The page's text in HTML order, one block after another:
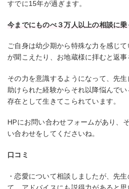
すでに15年が過ぎます。
今までにものべ３万人以上の相談に乗
ご自身は幼少期から特殊な力を感じ
が聞こえたり、お地蔵様に拝むと返事
その力を意識するようになって、先
助けられた経験からそれ以降悩んで
存在として生きてこられています。
HPにお問い合わせフォームがあり、
い合わせをしてくださいね。
口コミ
・恋愛について相談しましたが、先
て、アドバイスにも説得力があると思